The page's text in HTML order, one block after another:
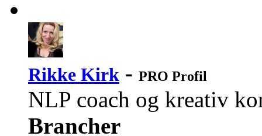
Rikke Kirk - PRO Profil
NLP coach og kreativ
Brancher